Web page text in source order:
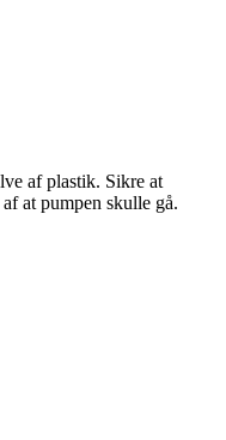
af plastik. Sikre at
at pumpen skulle gå.